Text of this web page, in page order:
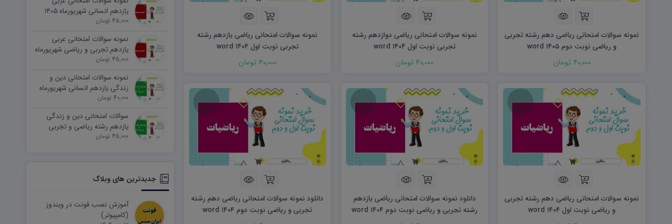
مدیریت خانواده
انسان و محیط زیست
تاریخ معاصر ایران W
تفکر و سواد رسانه ای D
آمادگی دفاعی ۱۰ D
نمونه سوالات امتحانی ریاضی دهم رشته تجربی
و ریاضی نوبت دوم ۱۴۰۵ word
40,000 تومان
نمونه سوالات امتحانی ریاضی دوازدهم رشته
تجربی نوبت اول ۱۴۰۴ word
40,000 تومان
نمونه سوالات امتحانی ریاضی یازدهم رشته
تجربی نوبت اول ۱۴۰۴ word
40,000 تومان
نمونه سوالات امتحانی ریاضی دهم رشته تجربی
و ریاضی نوبت اول ۱۴۰۴ word
دانلود نمونه سوالات امتحانی ریاضی یازدهم
رشته تجربی و ریاضی نوبت دوم ۱۴۰۴ word
دانلود نمونه سوالات امتحانی ریاضی دهم رشته
تجربی و ریاضی نوبت دوم ۱۴۰۴ word
یازدهم انسانی شهریورماه ۱۴۰۵
word
45,000 تومان
نمونه سوالات امتحانی عربی
یازدهم تجربی و ریاضی شهریورماه
۱۴۰۵ word
45,000 تومان
نمونه سوالات امتحانی دین و
زندگی یازدهم انسانی شهریورماه
۱۴۰۵ word
40,000 تومان
سوالات امتحانی دین و زندگی
یازدهم رشته ریاضی و تجربی
شهریورماه ۱۴۰۵ word
45,000 تومان
جدیدترین های وبلاگ
آموزش نصب فونت در ویندوز
(کامپیوتر)